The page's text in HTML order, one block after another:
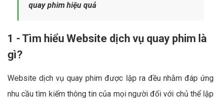
quay phim hiệu quả
1 - Tìm hiểu Website dịch vụ quay phim là
gì?
Website dịch vụ quay phim được lập ra đều nhằm đáp ứng
nhu cầu tìm kiếm thông tin của mọi người đối với chủ thể lập